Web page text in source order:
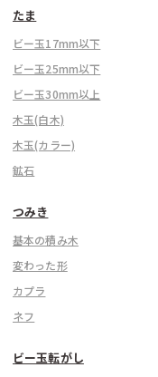
たま
ビー玉17mm以下
ビー玉25mm以下
ビー玉30mm以上
木玉(白木)
木玉(カラー)
鉱石
つみき
基本の積み木
変わった形
カプラ
ネフ
ビー玉転がし